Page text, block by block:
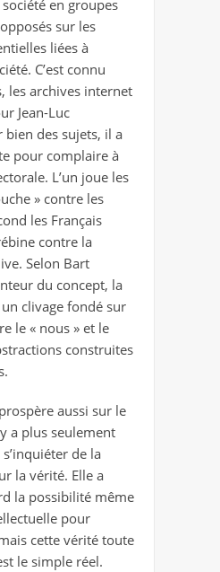
en groupes
sur les
liées à
C’est connu
les archives internet
Jean-Luc
bien des sujets, il a
pour complaire à
L’un joue les
» contre les
les Français
contre la
Selon Bart
du concept, la
clivage fondé sur
le « nous » et le
construites
aussi sur le
a plus seulement
de la
la vérité. Elle a
la possibilité même
pour
cette vérité toute
le simple réel.